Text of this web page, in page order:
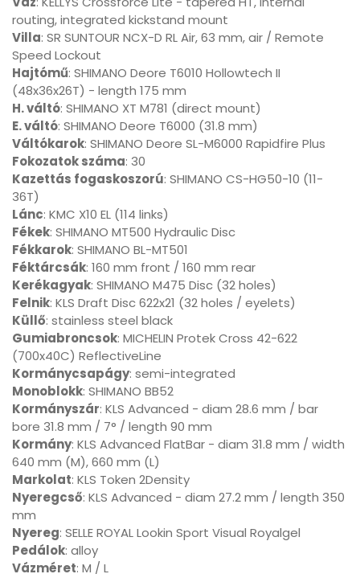
routing, integrated kickstand mount
Villa: SR SUNTOUR NCX-D RL Air, 63 mm, air / Remote
Speed Lockout
Hajtómű: SHIMANO Deore T6010 Hollowtech II
(48x36x26T) - length 175 mm
H. váltó: SHIMANO XT M781 (direct mount)
E. váltó: SHIMANO Deore T6000 (31.8 mm)
Váltókarok: SHIMANO Deore SL-M6000 Rapidfire Plus
Fokozatok száma: 30
Kazettás fogaskoszorú: SHIMANO CS-HG50-10 (11-
36T)
Lánc: KMC X10 EL (114 links)
Fékek: SHIMANO MT500 Hydraulic Disc
Fékkarok: SHIMANO BL-MT501
Féktárcsák: 160 mm front / 160 mm rear
Kerékagyak: SHIMANO M475 Disc (32 holes)
Felnik: KLS Draft Disc 622x21 (32 holes / eyelets)
Küllő: stainless steel black
Gumiabroncsok: MICHELIN Protek Cross 42-622
(700x40C) ReflectiveLine
Kormánycsapágy: semi-integrated
Monoblokk: SHIMANO BB52
Kormányszár: KLS Advanced - diam 28.6 mm / bar
bore 31.8 mm / 7° / length 90 mm
Kormány: KLS Advanced FlatBar - diam 31.8 mm / width
640 mm (M), 660 mm (L)
Markolat: KLS Token 2Density
Nyeregcső: KLS Advanced - diam 27.2 mm / length 350
mm
Nyereg: SELLE ROYAL Lookin Sport Visual Royalgel
Pedálok: alloy
Vázméret: M / L